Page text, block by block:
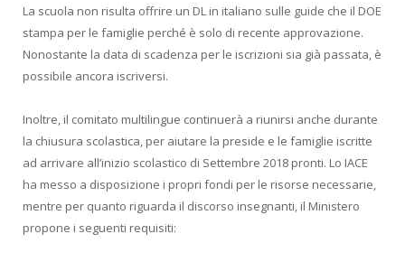
La scuola non risulta offrire un DL in italiano sulle guide che il DOE
stampa per le famiglie perché è solo di recente approvazione.
Nonostante la data di scadenza per le iscrizioni sia già passata, è
possibile ancora iscriversi.
Inoltre, il comitato multilingue continuerà a riunirsi anche durante
la chiusura scolastica, per aiutare la preside e le famiglie iscritte
ad arrivare all’inizio scolastico di Settembre 2018 pronti. Lo IACE
ha messo a disposizione i propri fondi per le risorse necessarie,
mentre per quanto riguarda il discorso insegnanti, il Ministero
propone i seguenti requisiti: